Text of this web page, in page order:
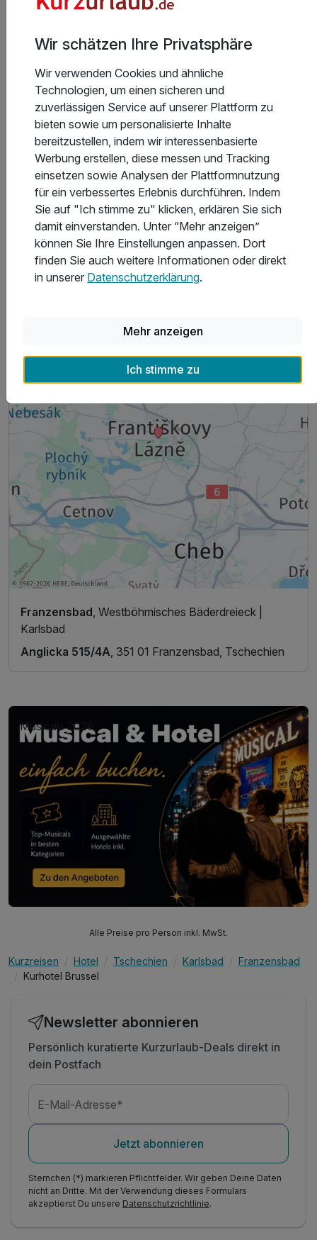
Aktuelle Infos des Hotels
Bitte beachten Sie, dass die Zahlung vor Ort in
tschechischen Kronen erfolgt und dem
tagesaktuellen Wechselkurs unterliegt.
• Das Balneozentrum ist samstags nur bis mittags
geöffnet und sonntags geschlossen.
• Am Abreisetag werden keine Behandlungen
durchgeführt.
Bitte beachten Sie, dass am Wochenende keine
Weiterlesen
Hoteladresse
Franzensbad , Westböhmisches Bäderdreieck |
Karlsbad
Anglicka 515/4A , 351 01 Franzensbad, Tschechien
Musicals 2026
Alle Preise pro Person inkl. MwSt.
Kurzreisen Hotel Tschechien Karlsbad
Franzensbad
Kurhotel Brussel
Newsletter abonnieren
Persönlich kuratierte Kurzurlaub-Deals direkt in
dein Postfach
E-Mail-Adresse*
Jetzt abonnieren
Sternchen (*) markieren Pflichtfelder. Wir geben Deine Daten
nicht an Dritte. Mit der Verwendung dieses Formulars
akzeptierst Du unsere Datenschutzrichtlinie.
Wir schätzen Ihre Privatsphäre
Wir verwenden Cookies und ähnliche
Technologien, um einen sicheren und
zuverlässigen Service auf unserer Plattform zu
bieten sowie um personalisierte Inhalte
bereitzustellen, indem wir interessenbasierte
Werbung erstellen, diese messen und Tracking
einsetzen sowie Analysen der Plattformnutzung
für ein verbessertes Erlebnis durchführen. Indem
Sie auf "Ich stimme zu" klicken, erklären Sie sich
damit einverstanden. Unter “Mehr anzeigen”
können Sie Ihre Einstellungen anpassen. Dort
finden Sie auch weitere Informationen oder direkt
in unserer Datenschutzerklärung.
Mehr anzeigen
Ich stimme zu